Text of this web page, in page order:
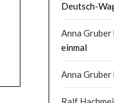
Deutsch-
Anna Gruber
einmal
Anna Gruber